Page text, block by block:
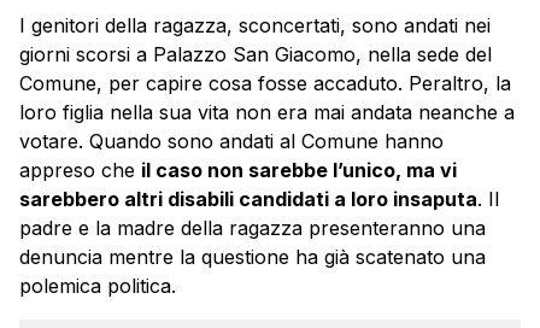
I genitori della ragazza, sconcertati, sono andati nei
giorni scorsi a Palazzo San Giacomo, nella sede del
Comune, per capire cosa fosse accaduto. Peraltro, la
loro figlia nella sua vita non era mai andata neanche a
votare. Quando sono andati al Comune hanno
appreso che il caso non sarebbe l’unico, ma vi
sarebbero altri disabili candidati a loro insaputa. Il
padre e la madre della ragazza presenteranno una
denuncia mentre la questione ha già scatenato una
polemica politica.